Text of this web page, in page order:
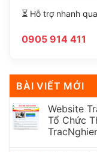
⏳ Hỗ trợ nhanh
0905 914 411
BÀI VIẾT MỚI
Website
Tổ Chức